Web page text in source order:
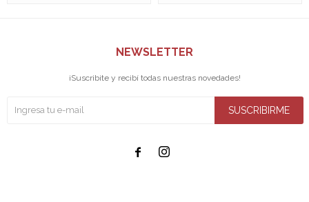
NEWSLETTER
¡Suscribite y recibí todas nuestras novedades!
SUSCRIBIRME
 